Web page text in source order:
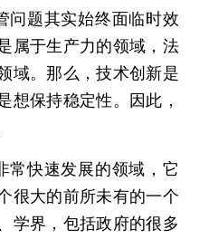
问题其实始终面临时效
属于生产力的领域，法
域。那么，技术创新是
想保持稳定性。因此，
常快速发展的领域，它
很大的前所未有的一个
学界，包括政府的很多